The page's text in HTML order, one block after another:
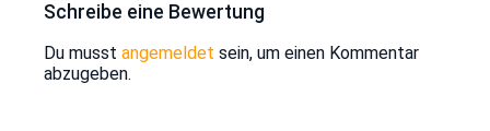
Schreibe eine Bewertung
Du musst angemeldet sein, um einen Kommentar
abzugeben.